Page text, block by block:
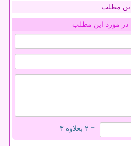
این مطلب
در مورد این مطلب
= ۲ بعلاوه ۳